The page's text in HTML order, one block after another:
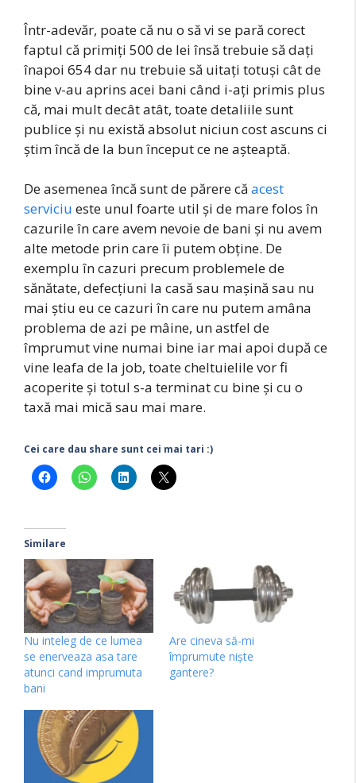
Într-adevăr, poate că nu o să vi se pară corect
faptul că primiți 500 de lei însă trebuie să dați
înapoi 654 dar nu trebuie să uitați totuși cât de
bine v-au aprins acei bani când i-ați primis plus
că, mai mult decât atât, toate detaliile sunt
publice și nu există absolut niciun cost ascuns ci
știm încă de la bun început ce ne așteaptă.
De asemenea încă sunt de părere că acest
serviciu este unul foarte util și de mare folos în
cazurile în care avem nevoie de bani și nu avem
alte metode prin care îi putem obține. De
exemplu în cazuri precum problemele de
sănătate, defecțiuni la casă sau mașină sau nu
mai știu eu ce cazuri în care nu putem amâna
problema de azi pe mâine, un astfel de
împrumut vine numai bine iar mai apoi după ce
vine leafa de la job, toate cheltuielile vor fi
acoperite și totul s-a terminat cu bine și cu o
taxă mai mică sau mai mare.
Cei care dau share sunt cei mai tari :)
Similare
Nu inteleg de ce lumea
se enerveaza asa tare
atunci cand imprumuta
bani
Are cineva să-mi
împrumute niște
gantere?